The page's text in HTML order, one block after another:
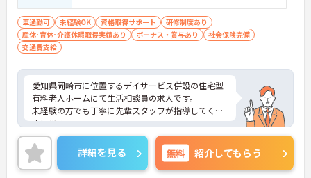
車通勤可 未経験OK 資格取得サポート
研修制度あり
産休･育休･介護休暇取得実績あり
ボーナス・賞与あり
社会保険完備
交通費支給
愛知県岡崎市に位置するデイサービス併設の住宅型
有料老人ホームにて生活相談員の求人です。
未経験の方でも丁寧に先輩スタッフが指導してくだ
さいます。
ご興味ある方は、詳細等お伝えいたしますので、ご
連絡ください。詳細を見る 無料 紹介してもらう